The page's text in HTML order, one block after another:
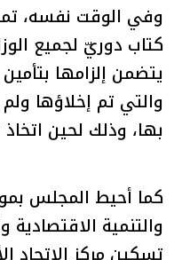
وفي الوقت نفسه،
كتاب دوريّ لجميع
يتضمن إلزامها
والتي تم إخلاؤها
بها، وذلك لحين
كما أحيط المجلس
والتنمية